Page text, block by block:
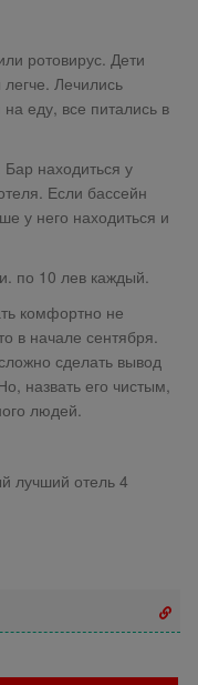
ротовирус. Дети
Лечились
еду, все питались в
находиться у
Если бассейн
у него находиться и
по 10 лев каждый.
комфортно не
в начале сентября.
сделать вывод
назвать его чистым,
людей.
лучший отель 4